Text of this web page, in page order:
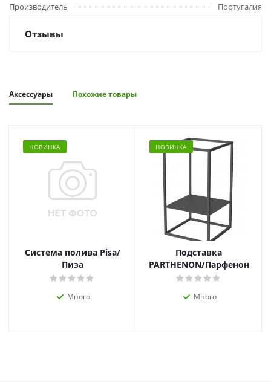
Производитель
Португалия
Отзывы
Аксессуары Похожие товары
НОВИНКА
Система полива Pisa/
Пиза
Много
НОВИНКА
Подставка
PARTHENON/Парфенон
Много